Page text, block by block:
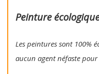
Peinture
Les peintures sont 100%
aucun agent néfaste